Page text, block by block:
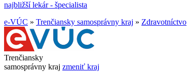
najbližší lekár - špecialista
e-VÚC » Trenčiansky samosprávny kraj » Zdravotníctvo
Trenčiansky
samosprávny kraj zmeniť kraj